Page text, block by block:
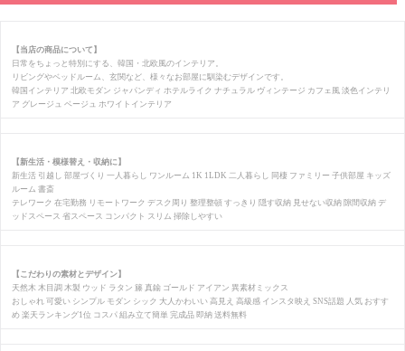
【当店の商品について】
日常をちょっと特別にする、韓国・北欧風のインテリア。
リビングやベッドルーム、玄関など、様々なお部屋に馴染むデザインです。
韓国インテリア 北欧モダン ジャパンディ ホテルライク ナチュラル ヴィンテージ カフェ風 淡色インテリ
ア グレージュ ベージュ ホワイトインテリア
【新生活・模様替え・収納に】
新生活 引越し 部屋づくり 一人暮らし ワンルーム 1K 1LDK 二人暮らし 同棲 ファミリー 子供部屋 キッズ
ルーム 書斎
テレワーク 在宅勤務 リモートワーク デスク周り 整理整頓 すっきり 隠す収納 見せない収納 隙間収納 デ
ッドスペース 省スペース コンパクト スリム 掃除しやすい
【こだわりの素材とデザイン】
天然木 木目調 木製 ウッド ラタン 籐 真鍮 ゴールド アイアン 異素材ミックス
おしゃれ 可愛い シンプル モダン シック 大人かわいい 高見え 高級感 インスタ映え SNS話題 人気 おすす
め 楽天ランキング1位 コスパ 組み立て簡単 完成品 即納 送料無料